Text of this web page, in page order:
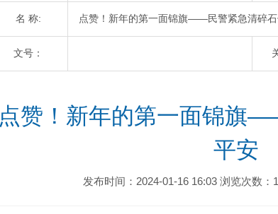
名 称: 点赞！新年的第一面锦旗——民警紧急清碎
文号：
点赞！新年的第一面锦旗
平安
发布时间：2024-01-16 16:03 浏览次数：